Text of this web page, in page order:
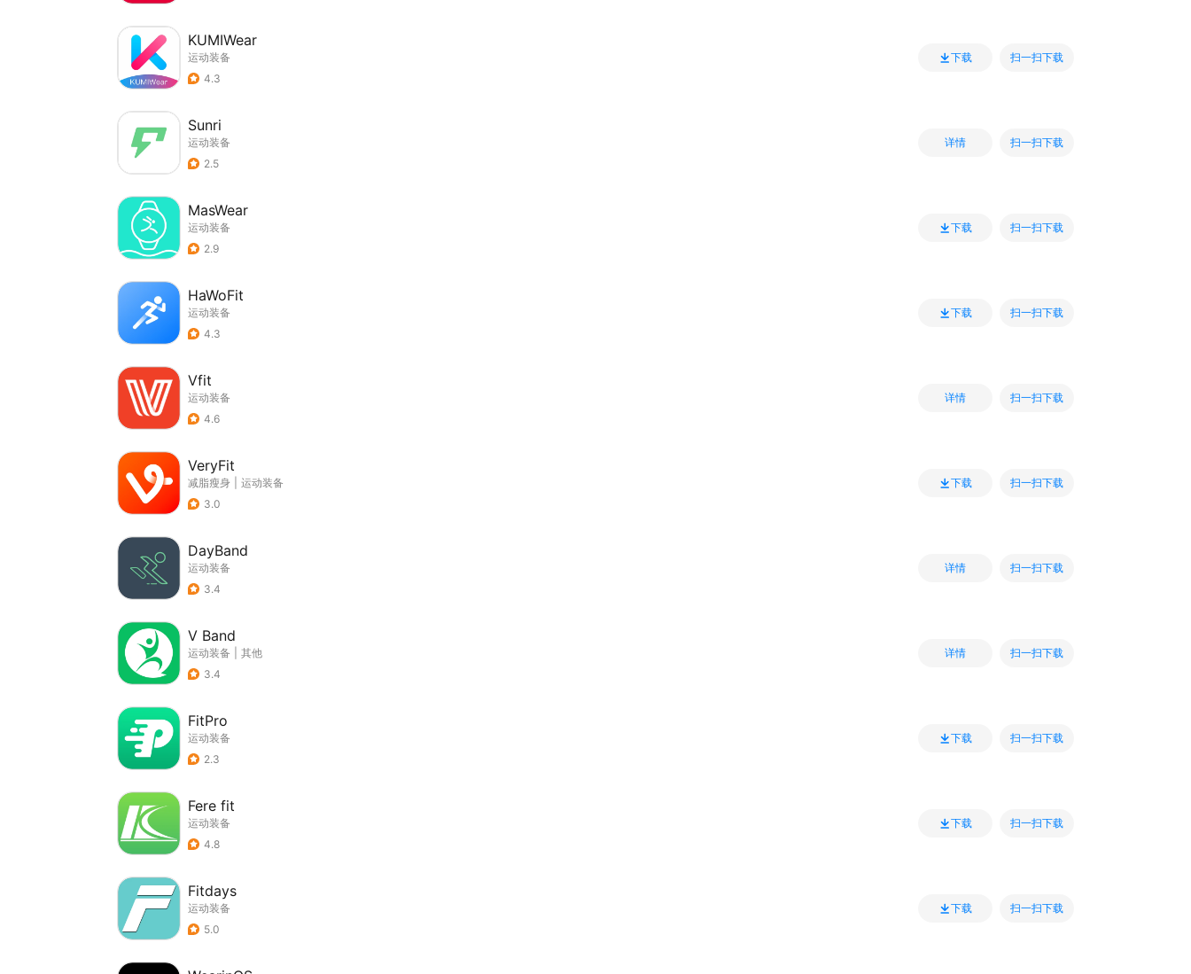
KUMIWear
运动装备
4.3
下载 扫一扫下载
Sunri
运动装备
2.5
详情 扫一扫下载
MasWear
运动装备
2.9
下载 扫一扫下载
HaWoFit
运动装备
4.3
下载 扫一扫下载
Vfit
运动装备
4.6
详情 扫一扫下载
VeryFit
减脂瘦身
运动装备
3.0
下载 扫一扫下载
DayBand
运动装备
3.4
详情 扫一扫下载
V Band
运动装备
其他
3.4
详情 扫一扫下载
FitPro
运动装备
2.3
下载 扫一扫下载
Fere fit
运动装备
4.8
下载 扫一扫下载
Fitdays
运动装备
5.0
下载 扫一扫下载